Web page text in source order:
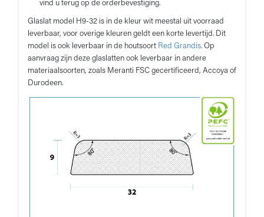
vind u terug op de orderbevestiging.
Glaslat model H9-32 is in de kleur wit meestal uit voorraad
leverbaar, voor overige kleuren geldt een korte levertijd. Dit
model is ook leverbaar in de houtsoort Red Grandis. Op
aanvraag zijn deze glaslatten ook leverbaar in andere
materiaalsoorten, zoals Meranti FSC gecertificeerd, Accoya of
Durodeen.